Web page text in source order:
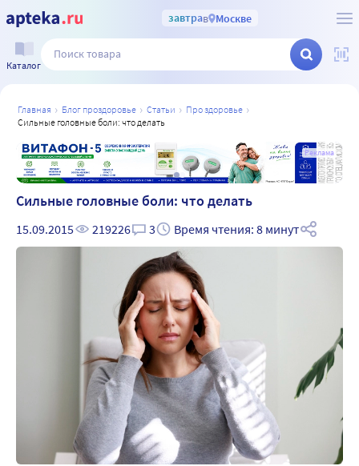
завтрав Москве
Каталог
главная блог проздоровье статьи
про здоровье
сильные головные боли: что делать
Реклама
Сильные головные боли: что делать
15.09.2015 219226 3 Время чтения: 8 минут